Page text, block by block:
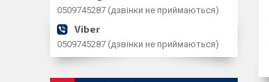
0509745287 (дзвінки не приймаються)
0509745287 (дзвінки не приймаються)